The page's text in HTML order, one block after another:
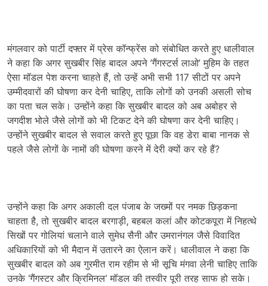
मंगलवार को पार्टी दफ्तर में प्रेस कॉन्फ्रेंस को संबोधित करते हुए धालीवाल
ने कहा कि अगर सुखबीर सिंह बादल अपने ‘गैंगस्टर्स लाओ’ मुहिम के तहत
ऐसा मॉडल पेश करना चाहते हैं, तो उन्हें अभी सभी 117 सीटों पर अपने
उम्मीदवारों की घोषणा कर देनी चाहिए, ताकि लोगों को उनकी असली सोच
का पता चल सके। उन्होंने कहा कि सुखबीर बादल को अब अबोहर से
जगदीश भोले जैसे लोगों को भी टिकट देने की घोषणा कर देनी चाहिए।
उन्होंने सुखबीर बादल से सवाल करते हुए पूछा कि वह डेरा बाबा नानक से
पहले जैसे लोगों के नामों की घोषणा करने में देरी क्यों कर रहे हैं?
उन्होंने कहा कि अगर अकाली दल पंजाब के जख्मों पर नमक छिड़कना
चाहता है, तो सुखबीर बादल बरगाड़ी, बहबल कलां और कोटकपूरा में निहत्थे
सिखों पर गोलियां चलाने वाले सुमेध सैनी और उमरानंगल जैसे विवादित
अधिकारियों को भी मैदान में उतारने का ऐलान करें। धालीवाल ने कहा कि
सुखबीर बादल को अब गुरमीत राम रहीम से भी सूचि मंगवा लेनी चाहिए ताकि
उनके ‘गैंगस्टर और क्रिमिनल’ मॉडल की तस्वीर पूरी तरह साफ हो सके।